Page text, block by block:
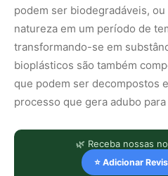
podem ser biodegradáveis,
natureza em um período de
transformando-se em
bioplásticos são também
que podem ser decompostos
processo que gera adubo
🌿 Receba nossas
⭐ Adicionar